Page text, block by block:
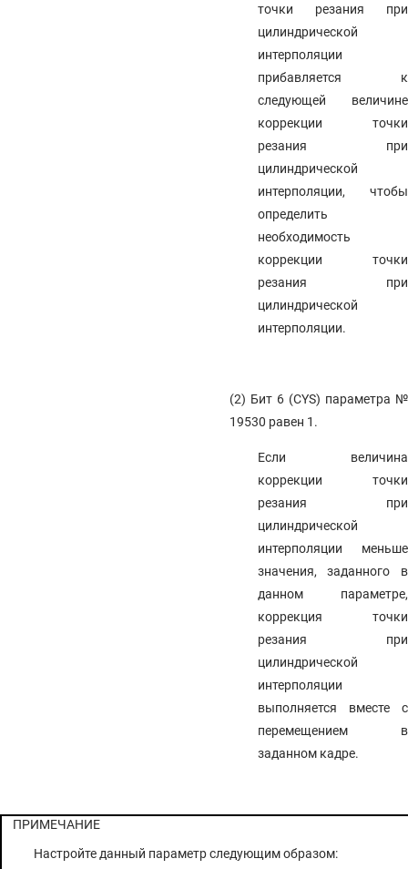
точки резания при
цилиндрической
интерполяции
прибавляется к
следующей величине
коррекции точки
резания при
цилиндрической
интерполяции, чтобы
определить
необходимость
коррекции точки
резания при
цилиндрической
интерполяции.
(2) Бит 6 (CYS) параметра №
19530 равен 1.
Если величина
коррекции точки
резания при
цилиндрической
интерполяции меньше
значения, заданного в
данном параметре,
коррекция точки
резания при
цилиндрической
интерполяции
выполняется вместе с
перемещением в
заданном кадре.
ПРИМЕЧАНИЕ
Настройте данный параметр следующим образом: